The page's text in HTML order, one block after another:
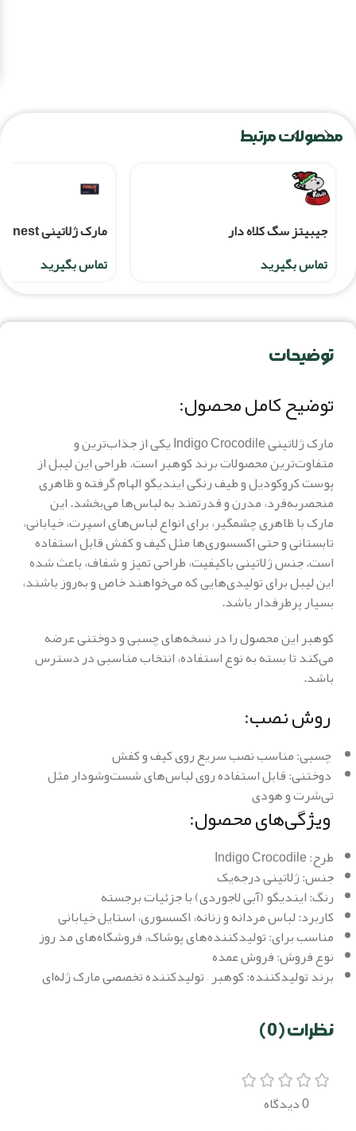
محصولات مرتبط
جيبيتز سگ کلاه دار
تماس بگیرید
مارک ژلاتینی finest
تماس بگیرید
توضیحات
توضیح کامل محصول:
مارک ژلاتینی Indigo Crocodile یکی از جذاب‌ترین و
متفاوت‌ترین محصولات برند کوهبر است. طراحی این لیبل از
پوست کروکودیل و طیف رنگی ایندیگو الهام گرفته و ظاهری
منحصربه‌فرد، مدرن و قدرتمند به لباس‌ها می‌بخشد. این
مارک با ظاهری چشمگیر، برای انواع لباس‌های اسپرت، خیابانی،
تابستانی و حتی اکسسوری‌ها مثل کیف و کفش قابل استفاده
است. جنس ژلاتینی باکیفیت، طراحی تمیز و شفاف، باعث شده
این لیبل برای تولیدی‌هایی که می‌خواهند خاص و به‌روز باشند،
بسیار پرطرفدار باشد.
کوهبر این محصول را در نسخه‌های چسبی و دوختنی عرضه
می‌کند تا بسته به نوع استفاده، انتخاب مناسبی در دسترس
باشد.
روش نصب:
چسبی: مناسب نصب سریع روی کیف و کفش
دوختنی: قابل استفاده روی لباس‌های شست‌وشو‌دار مثل
تی‌شرت و هودی
ویژگی‌های محصول:
طرح: Indigo Crocodile
جنس: ژلاتینی درجه‌یک
رنگ: ایندیگو (آبی لاجوردی) با جزئیات برجسته
کاربرد: لباس مردانه و زنانه، اکسسوری، استایل خیابانی
مناسب برای: تولیدکننده‌های پوشاک، فروشگاه‌های مد روز
نوع فروش: فروش عمده
برند تولیدکننده: کوهبر – تولیدکننده تخصصی مارک ژله‌ای
نظرات (0)
0 دیدگاه